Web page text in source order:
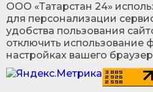
ООО «Татарстан 24»
для персонализации
удобства пользования
отключить использование
настройках вашего